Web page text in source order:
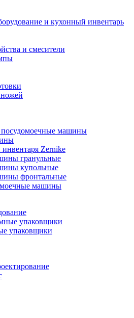
и кухонный инвентарь
и смесители
машины
Zernike
гранульные
купольные
фронтальные
машины
упаковщики
упаковщики